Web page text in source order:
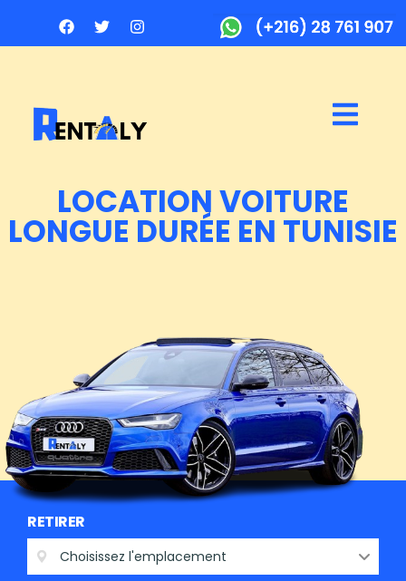
RETIRER
Choisissez l'emplacement
LOCATION VOITURE
LONGUE DURÉE EN TUNISIE